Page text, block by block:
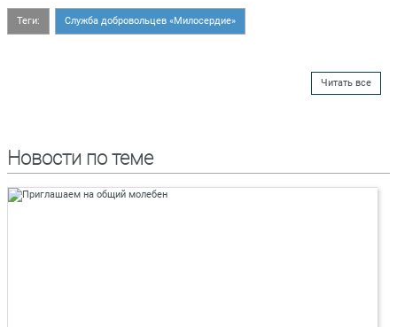
Теги: Служба добровольцев «Милосердие»
Читать все
Новости по теме